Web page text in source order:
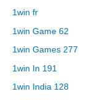
1win fr
1win Game 62
1win Games 277
1win In 191
1win India 128